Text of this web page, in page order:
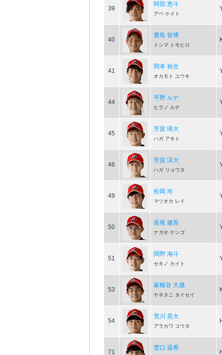
39
阿部 恵斗
アベ ケイト
40
豊島 智博
トシマ トモヒロ
41
岡本 裕生
オカモト ユウキ
44
平野 ルナ
ヒラノ ルナ
45
芳賀 瑛大
ハガ アキト
46
芳賀 涼大
ハガ リョウタ
49
松岡 玲
マツオカ レイ
50
長尾 健吾
ナガオ ケンゴ
51
関野 海斗
セキノ カイト
53
家根谷 大晟
ヤネタニ タイセイ
54
荒川 晃大
アラカワ コウタ
71
埜口 遥希